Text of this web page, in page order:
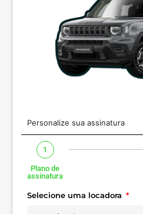
Personalize sua assinatura
1
Plano de
assinatura
Selecione uma locadora